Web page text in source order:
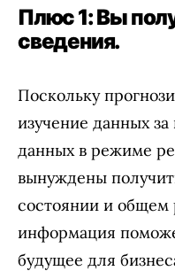
Плюс 1: Вы
сведения.
Поскольку
изучение данных
данных в режиме
вынуждены
состоянии и общем
информация
будущее для